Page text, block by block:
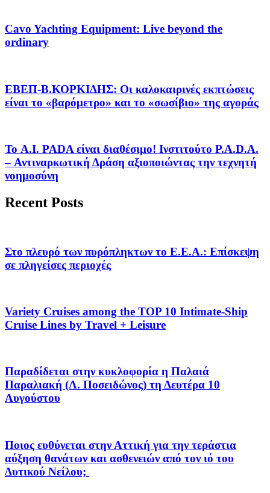
Cavo Yachting Equipment: Live beyond the
ordinary
EΒΕΠ-Β.ΚΟΡΚΙΔΗΣ: Οι καλοκαιρινές εκπτώσεις
είναι το «βαρόμετρο» και το «σωσίβιο» της αγοράς
Το A.I. PADA είναι διαθέσιμο! Ινστιτούτο P.A.D.A.
– Αντιναρκωτική Δράση αξιοποιώντας την τεχνητή
νοημοσύνη
Recent Posts
Στο πλευρό των πυρόπληκτων το Ε.Ε.Α.: Επίσκεψη
σε πληγείσες περιοχές
Variety Cruises among the TOP 10 Intimate-Ship
Cruise Lines by Travel + Leisure
Παραδίδεται στην κυκλοφορία η Παλαιά
Παραλιακή (Λ. Ποσειδώνος) τη Δευτέρα 10
Αυγούστου
Ποιος ευθύνεται στην Αττική για την τεράστια
αύξηση θανάτων και ασθενειών από τον ιό του
Δυτικού Νείλου;